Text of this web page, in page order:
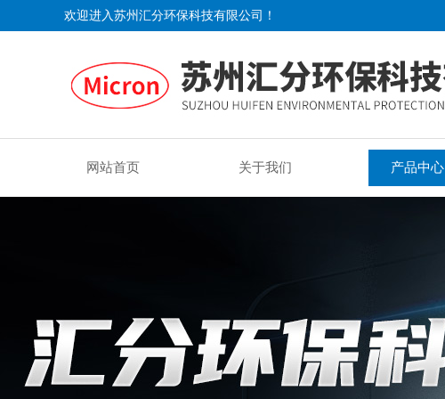
欢迎进入苏州汇分环保科技有限公司！
网站首页 关于我们 产品中心